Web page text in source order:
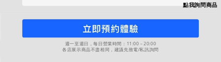
週一至週日，每日營業時間：11:00－20:00
各店展示商品不盡相同，建議先致電/私訊詢問
點我詢問商品